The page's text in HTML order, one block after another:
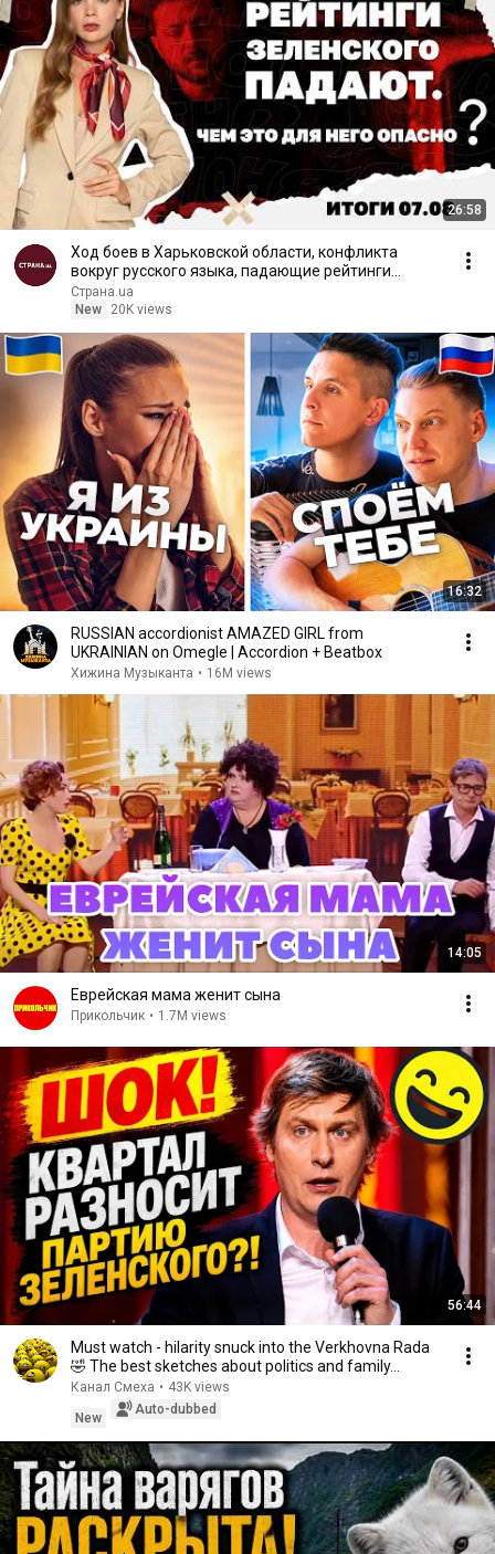
26:58
Ход боев в Харьковской области, конфликта
вокруг русского языка, падающие рейтинги
Зеленского. 07.08
Страна.ua
New
20K views
16:32
RUSSIAN accordionist AMAZED GIRL from
UKRAINIAN on Omegle | Accordion + Beatbox
Хижина Музыканта • 16M views
14:05
Еврейская мама женит сына
Прикольчик • 1.7M views
56:44
Must watch - hilarity snuck into the Verkhovna Rada
🤣 The best sketches about politics and family...
Канал Смеха • 43K views
New
Auto-dubbed